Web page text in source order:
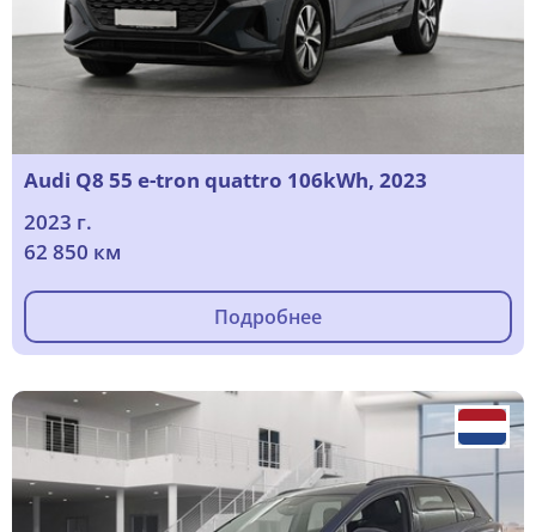
Audi Q8 55 e-tron quattro 106kWh, 2023
2023 г.
62 850 км
Подробнее